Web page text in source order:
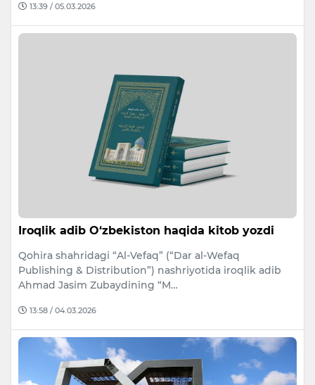
13:39 / 05.03.2026
Iroqlik adib O‘zbekiston haqida kitob yozdi
Qohira shahridagi “Al-Vefaq” (“Dar al-Wefaq
Publishing & Distribution”) nashriyotida iroqlik adib
Ahmad Jasim Zubaydining “M…
13:58 / 04.03.2026